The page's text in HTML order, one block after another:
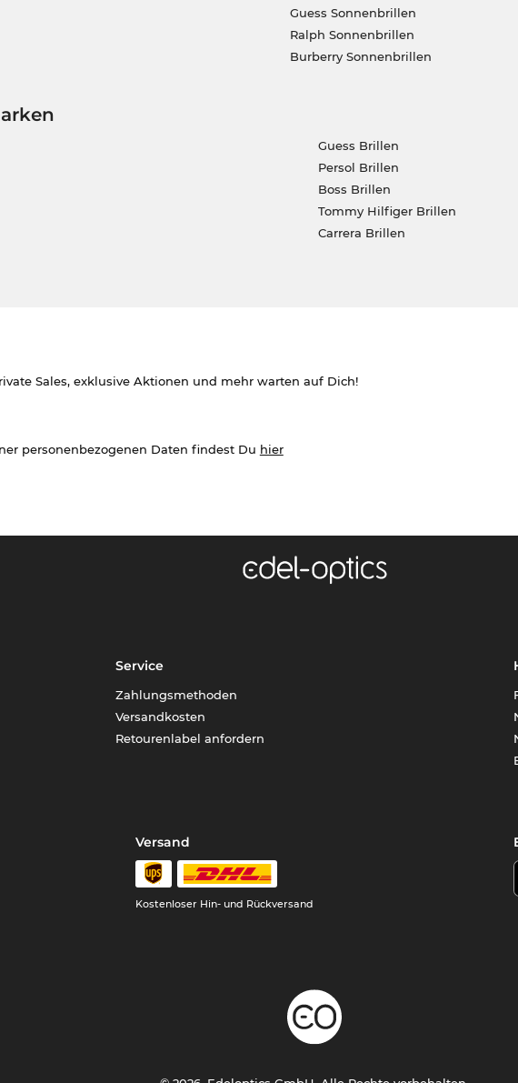
Guess Sonnenbrillen
Ralph Sonnenbrillen
Burberry Sonnenbrillen
Guess Brillen
Persol Brillen
Boss Brillen
Tommy Hilfiger Brillen
Carrera Brillen
Sales, exklusive Aktionen und mehr warten auf Dich!
personenbezogenen Daten findest Du hier
Service
Zahlungsmethoden
Versandkosten
Retourenlabel anfordern
Versand
Kostenloser Hin- und Rückversand